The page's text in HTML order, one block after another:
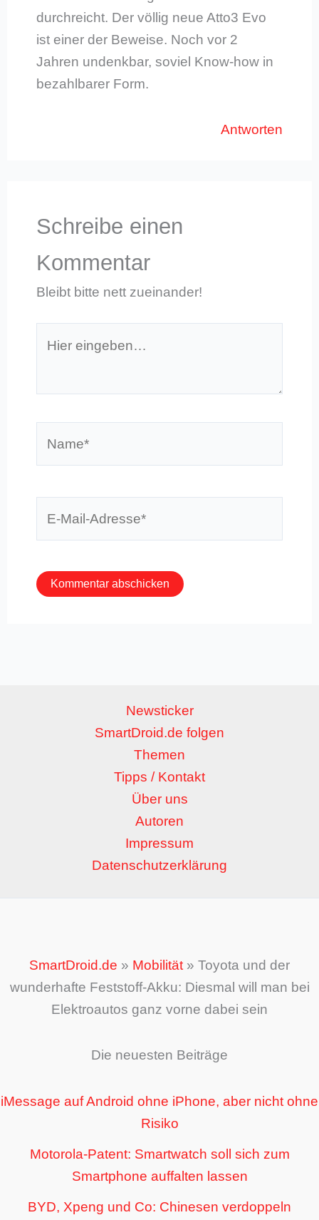
durchreicht. Der völlig neue Atto3 Evo
ist einer der Beweise. Noch vor 2
Jahren undenkbar, soviel Know-how in
bezahlbarer Form.
Antworten
Schreibe einen
Kommentar
Bleibt bitte nett zueinander!
eingeben…
Newsticker
SmartDroid.de folgen
Themen
Tipps / Kontakt
Über uns
Autoren
Impressum
Datenschutzerklärung
SmartDroid.de » Mobilität » Toyota und der
wunderhafte Feststoff-Akku: Diesmal will man bei
Elektroautos ganz vorne dabei sein
Die neuesten Beiträge
iMessage auf Android ohne iPhone, aber nicht ohne
Risiko
Motorola-Patent: Smartwatch soll sich zum
Smartphone auffalten lassen
BYD, Xpeng und Co: Chinesen verdoppeln